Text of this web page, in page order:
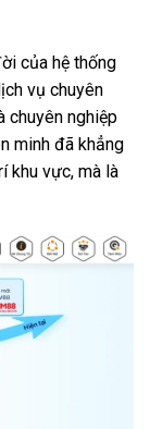
của hệ thống
vụ chuyên
chuyên nghiệp
minh đã khẳng
khu vực, mà là